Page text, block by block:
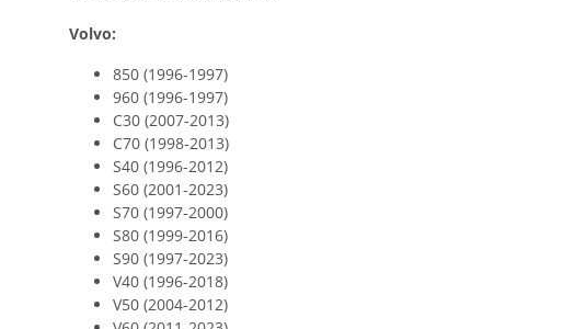
Volvo:
850 (1996-1997)
960 (1996-1997)
C30 (2007-2013)
C70 (1998-2013)
S40 (1996-2012)
S60 (2001-2023)
S70 (1997-2000)
S80 (1999-2016)
S90 (1997-2023)
V40 (1996-2018)
V50 (2004-2012)